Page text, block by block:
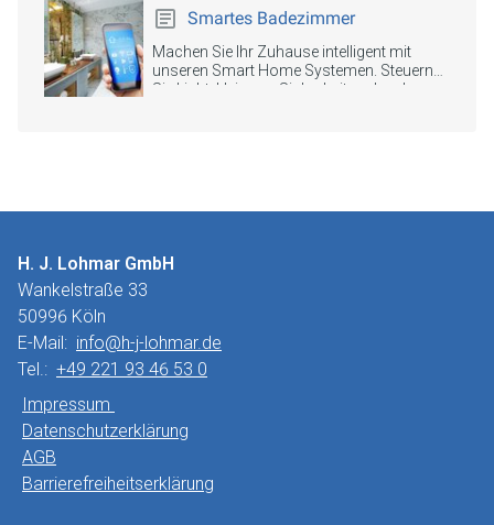
Smartes Badezimmer
Machen Sie Ihr Zuhause intelligent mit
unseren Smart Home Systemen. Steuern
Sie Licht, Heizung, Sicherheit und mehr per
H. J. Lohmar GmbH
Wankelstraße 33
50996 Köln
E-Mail: info@h-j-lohmar.de
Tel.: +49 221 93 46 53 0
Impressum
Datenschutzerklärung
AGB
Barrierefreiheitserklärung